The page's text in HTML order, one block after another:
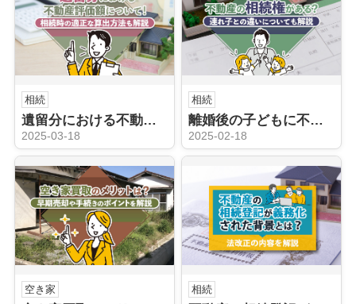
相続
遺留分における不動産評価額について！相続時の適正な算出方法も解説
2025-03-18
相続
離婚後の子どもに不動産の相続権がある？連れ子との違いについても解説
2025-02-18
空き家 相続